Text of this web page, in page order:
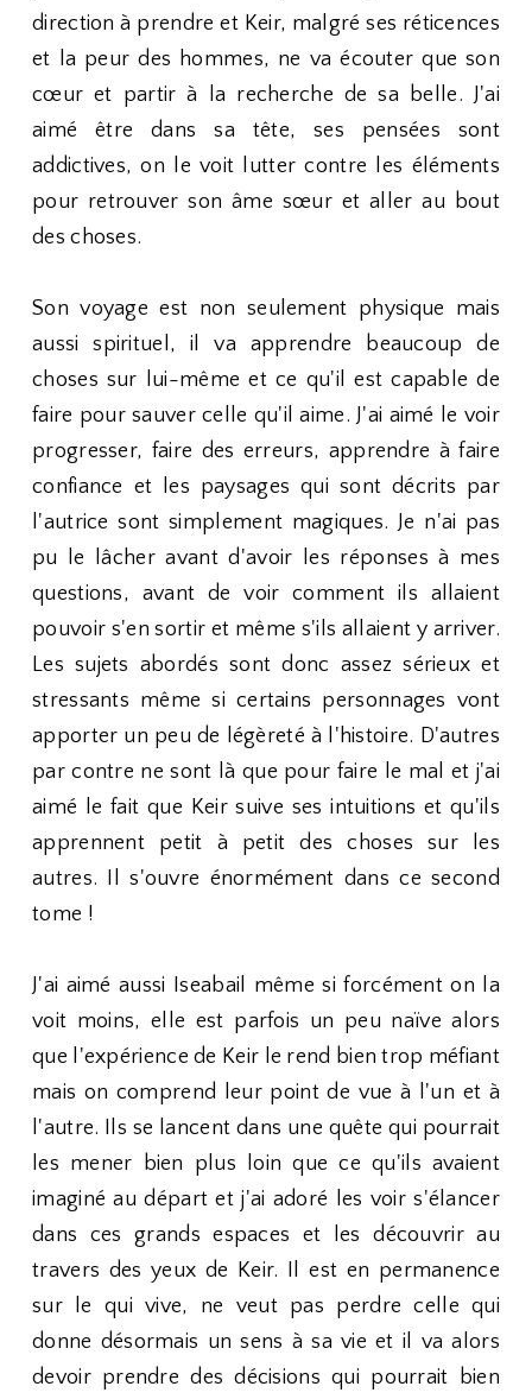
direction à prendre et Keir, malgré ses réticences
et la peur des hommes, ne va écouter que son
cœur et partir à la recherche de sa belle. J'ai
aimé être dans sa tête, ses pensées sont
addictives, on le voit lutter contre les éléments
pour retrouver son âme sœur et aller au bout
des choses.
Son voyage est non seulement physique mais
aussi spirituel, il va apprendre beaucoup de
choses sur lui-même et ce qu'il est capable de
faire pour sauver celle qu'il aime. J'ai aimé le voir
progresser, faire des erreurs, apprendre à faire
confiance et les paysages qui sont décrits par
l'autrice sont simplement magiques. Je n'ai pas
pu le lâcher avant d'avoir les réponses à mes
questions, avant de voir comment ils allaient
pouvoir s'en sortir et même s'ils allaient y arriver.
Les sujets abordés sont donc assez sérieux et
stressants même si certains personnages vont
apporter un peu de légèreté à l'histoire. D'autres
par contre ne sont là que pour faire le mal et j'ai
aimé le fait que Keir suive ses intuitions et qu'ils
apprennent petit à petit des choses sur les
autres. Il s'ouvre énormément dans ce second
tome !
J'ai aimé aussi Iseabail même si forcément on la
voit moins, elle est parfois un peu naïve alors
que l'expérience de Keir le rend bien trop méfiant
mais on comprend leur point de vue à l'un et à
l'autre. Ils se lancent dans une quête qui pourrait
les mener bien plus loin que ce qu'ils avaient
imaginé au départ et j'ai adoré les voir s'élancer
dans ces grands espaces et les découvrir au
travers des yeux de Keir. Il est en permanence
sur le qui vive, ne veut pas perdre celle qui
donne désormais un sens à sa vie et il va alors
devoir prendre des décisions qui pourrait bien